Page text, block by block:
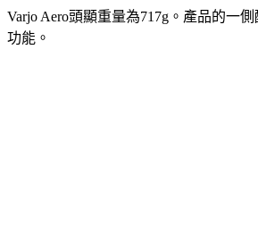
Varjo Aero頭顯重量為717g。產品的一
功能。